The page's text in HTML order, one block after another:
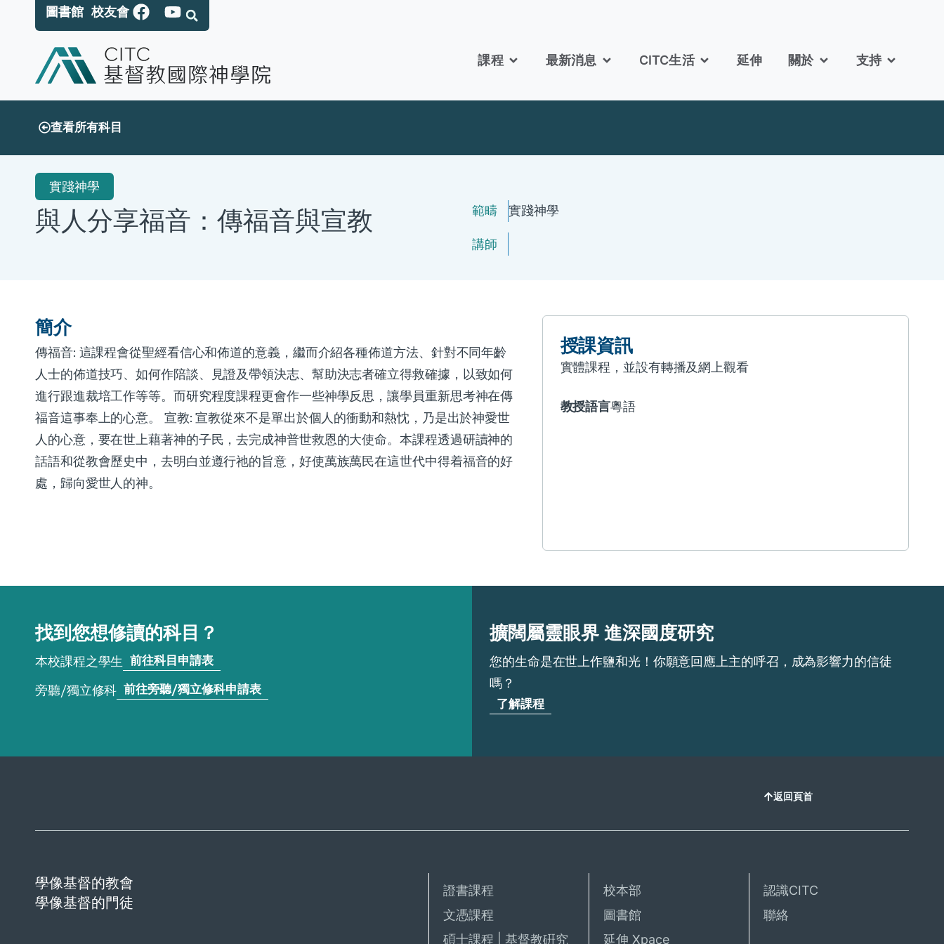
圖書館 校友會
課程 最新消息 CITC生活 延伸 關於 支持
查看所有科目
實踐神學
與人分享福音：傳福音與宣教 範疇
實踐神學
講師
簡介
傳福音: 這課程會從聖經看信心和佈道的意義，繼而介紹各種佈道方法、針對不同年齡
人士的佈道技巧、如何作陪談、見證及帶領決志、幫助決志者確立得救確據，以致如何
進行跟進裁培工作等等。而研究程度課程更會作一些神學反思，讓學員重新思考神在傳
福音這事奉上的心意。 宣教: 宣教從來不是單出於個人的衝動和熱忱，乃是出於神愛世
人的心意，要在世上藉著神的子民，去完成神普世救恩的大使命。本課程透過研讀神的
話語和從教會歷史中，去明白並遵行祂的旨意，好使萬族萬民在這世代中得着福音的好
處，歸向愛世人的神。
授課資訊
實體課程，並設有轉播及網上觀看
教授語言粵語
找到您想修讀的科目？
本校課程之學生 前往科目申請表
旁聽/獨立修科 前往旁聽/獨立修科申請表
擴闊屬靈眼界 進深國度研究
您的生命是在世上作鹽和光！你願意回應上主的呼召，成為影響力的信徒
嗎？
了解課程
返回頁首
學像基督的教會
學像基督的門徒
證書課程
文憑課程
碩士課程 | 基督教硏究
校本部
圖書館
延伸 Xpace
認識CITC
聯絡